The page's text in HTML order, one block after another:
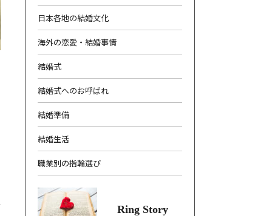
日本各地の結婚文化
海外の恋愛・結婚事情
結婚式
結婚式へのお呼ばれ
結婚準備
結婚生活
職業別の指輪選び
Ring Story